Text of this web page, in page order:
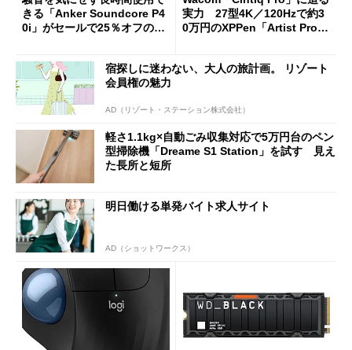
きる「Anker Soundcore P4
0i」がセールで25％オフの59
実力 27型4K／120Hzで約3
0万円のXPPen「Artist Pro 2
宿探しに迷わない、大人の旅計画。 リゾート
会員権の魅力
AD（リゾート・ステーション株式会社）
軽さ1.1kg×自動ごみ収集対応で5万円台のペン
型掃除機「Dreame S1 Station」を試す 見え
た長所と短所
明日働ける単発バイト求人サイト
AD（ショットワークス）